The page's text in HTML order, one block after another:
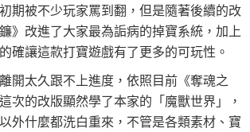
期被不少玩家罵到翻，但是隨著後續的改
》改進了大家最為詬病的掉寶系統，加上
確讓這款打寶遊戲有了更多的可玩性。
開太久跟不上進度，依照目前《奪魂之
次的改版顯然學了本家的「魔獸世界」，
外什麼都洗白重來，不管是各類素材、寶